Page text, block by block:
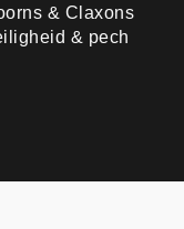
& Claxons
& pech